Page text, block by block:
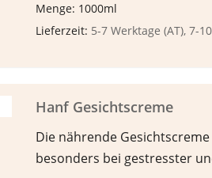
Menge: 1000ml
Lieferzeit: 5-7 Werktage (AT), 7-
Hanf Gesichtscreme
Die nährende
besonders bei gestresster